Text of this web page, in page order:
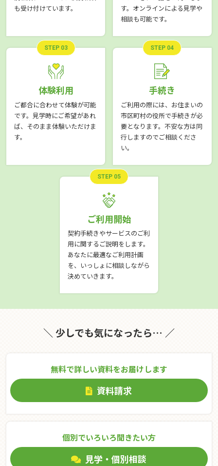
も受け付けています。
す。オンラインによる見学や
相談も可能です。
STEP 03
体験利用
ご都合に合わせて体験が可能
です。見学時にご希望があれ
ば、そのまま体験いただけま
す。
STEP 04
手続き
ご利用の際には、お住まいの
市区町村の役所で手続きが必
要となります。不安な方は同
行しますのでご相談くださ
い。
STEP 05
ご利用開始
契約手続きやサービスのご利
用に関するご説明をします。
あなたに最適なご利用計画
を、いっしょに相談しながら
決めていきます。
＼ 少しでも気になったら… ／
無料で詳しい資料をお届けします
資料請求
個別でいろいろ聞きたい⽅
見学・個別相談